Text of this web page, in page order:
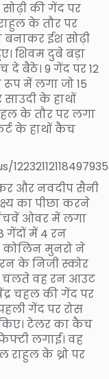
की गेंद पर
के तौर पर
बनाकर ईश सोढ़ी
शिवम दुबे बड़ा
दे बैठे। 9 गेंद पर 12
में लगा जो 15
के हाथों
के तौर पर लगा
के हाथों कैच
और नवदीप सैनी
का पीछा करने
ओवर में लगा
गेंदों में 4 रन
मुनरो ने
के निजी स्कोर
चलते वह रन आउट
चहल की गेंद पर
गेंद पर रोस
टेलर का कैच
लगाई। वह
राहुल के थ्रो पर